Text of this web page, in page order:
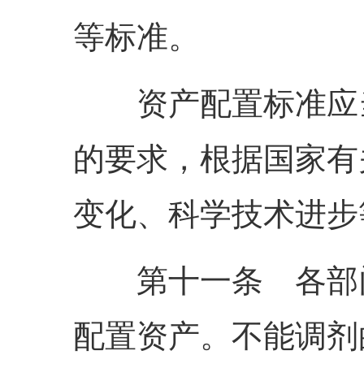
等标准。
资产配置标准应
的要求，根据国家
变化、科学技术进
第十一条 各部门
配置资产。不能调